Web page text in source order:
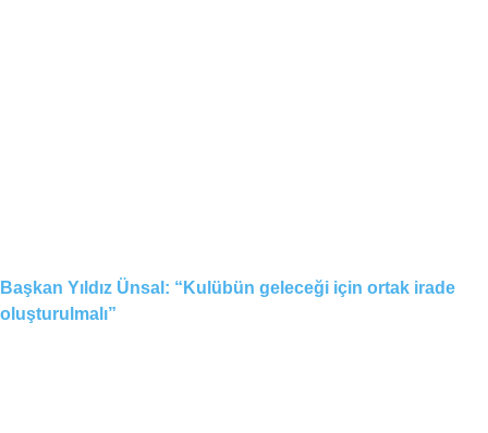
Başkan Yıldız Ünsal: “Kulübün geleceği için ortak irade
oluşturulmalı”